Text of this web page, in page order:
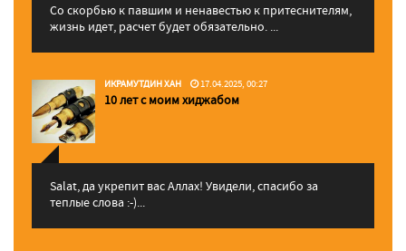
Со скорбью к павшим и ненавестью к притеснителям,
жизнь идет, расчет будет обязательно. ...
ИКРАМУТДИН ХАН 17.04.2025, 00:27
10 лет с моим хиджабом
Salat, да укрепит вас Аллаx! Увидели, спасибо за
теплые слова :-)...